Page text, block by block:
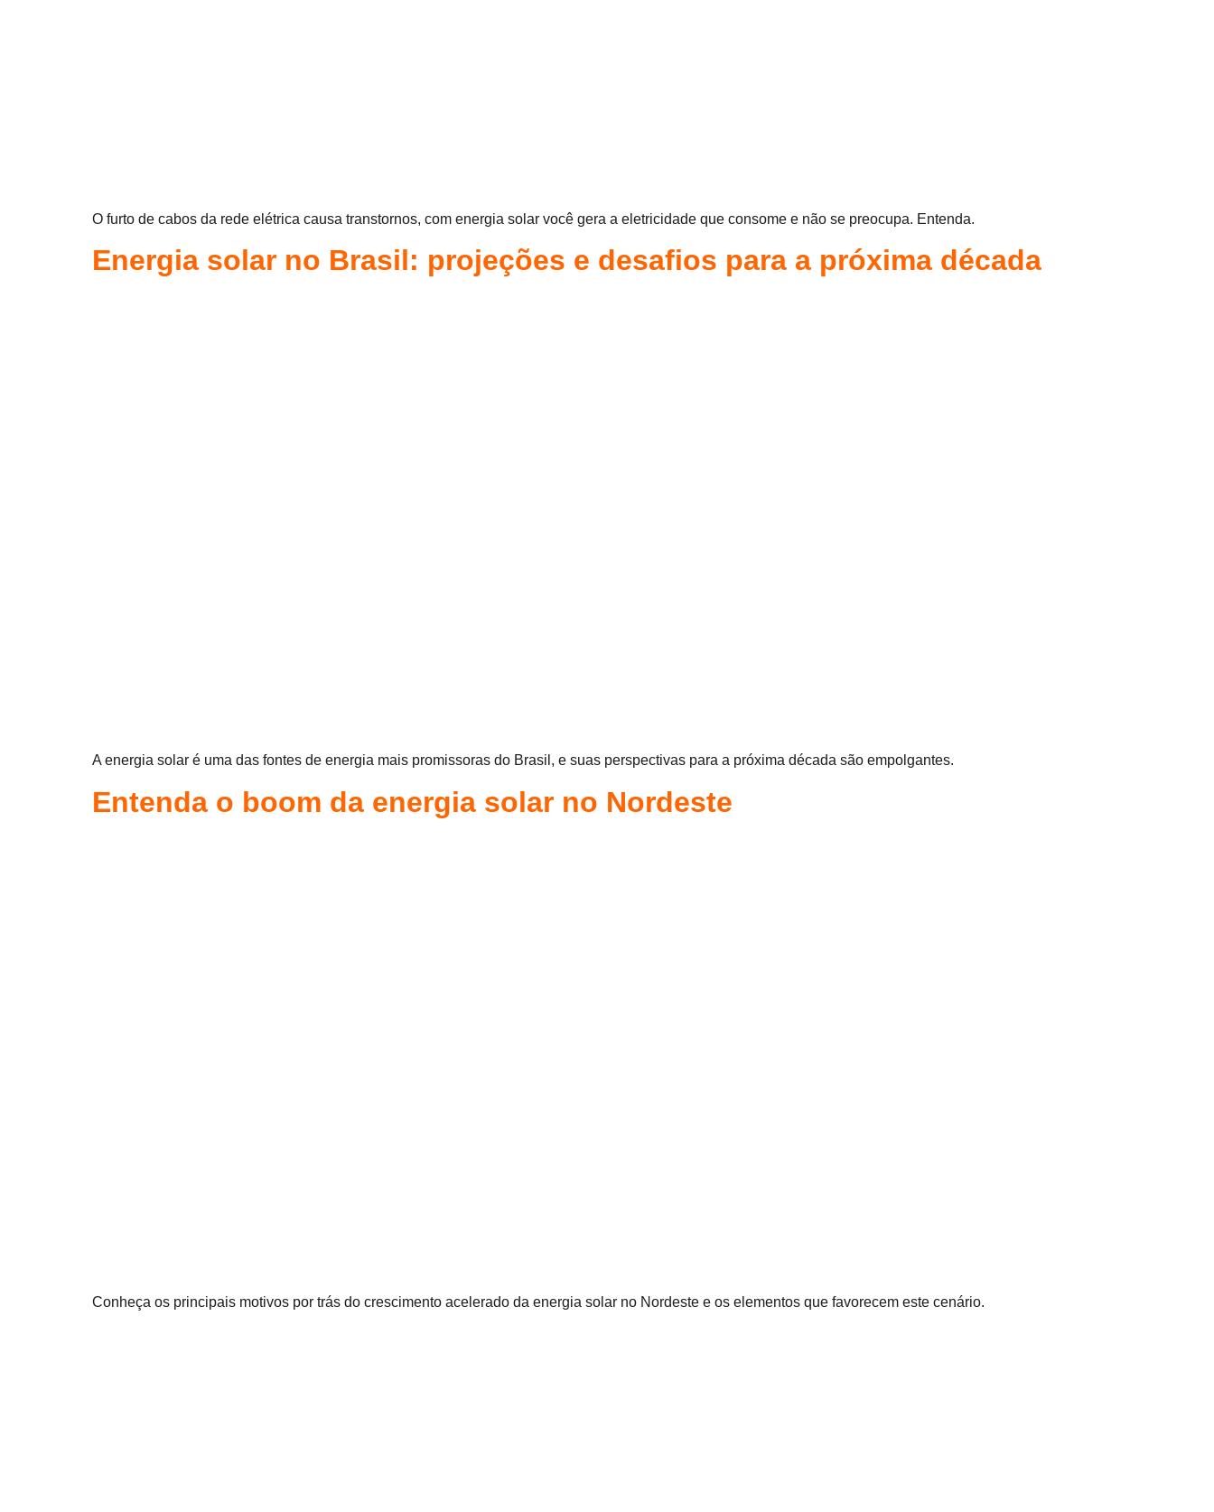
O furto de cabos da rede elétrica causa transtornos, com energia solar você gera a eletricidade que consome e não se preocupa. Entenda.
Energia solar no Brasil: projeções e desafios para a próxima década
A energia solar é uma das fontes de energia mais promissoras do Brasil, e suas perspectivas para a próxima década são empolgantes.
Entenda o boom da energia solar no Nordeste
Conheça os principais motivos por trás do crescimento acelerado da energia solar no Nordeste e os elementos que favorecem este cenário.